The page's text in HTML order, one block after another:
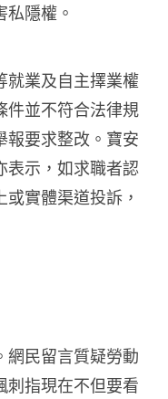
隱權。
就業及自主擇業權
件並不符合法律規
報要求整改。寶安
表示，如求職者認
實體渠道投訴，
網民留言質疑勞動
刺指現在不但要看